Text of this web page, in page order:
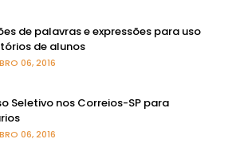
de palavras e expressões para uso
de alunos
06, 2016
Seletivo nos Correios-SP para
06, 2016